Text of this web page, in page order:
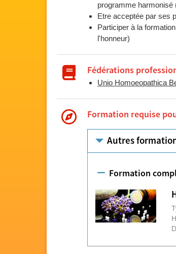
programme harmonisé
Etre acceptée par ses
Participer à la
l'honneur)
Fédérations
Unio Homoeopathica
Formation requise
Autres
Formation